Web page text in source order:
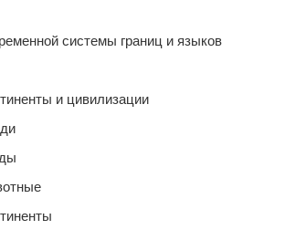
системы границ и языков
и цивилизации